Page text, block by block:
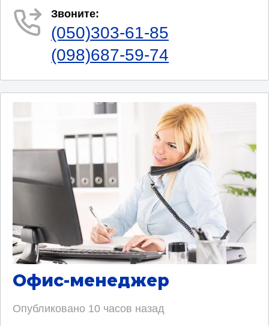
Звоните:
(050)303-61-85
(098)687-59-74
Офис-менеджер
Опубликовано 10 часов назад